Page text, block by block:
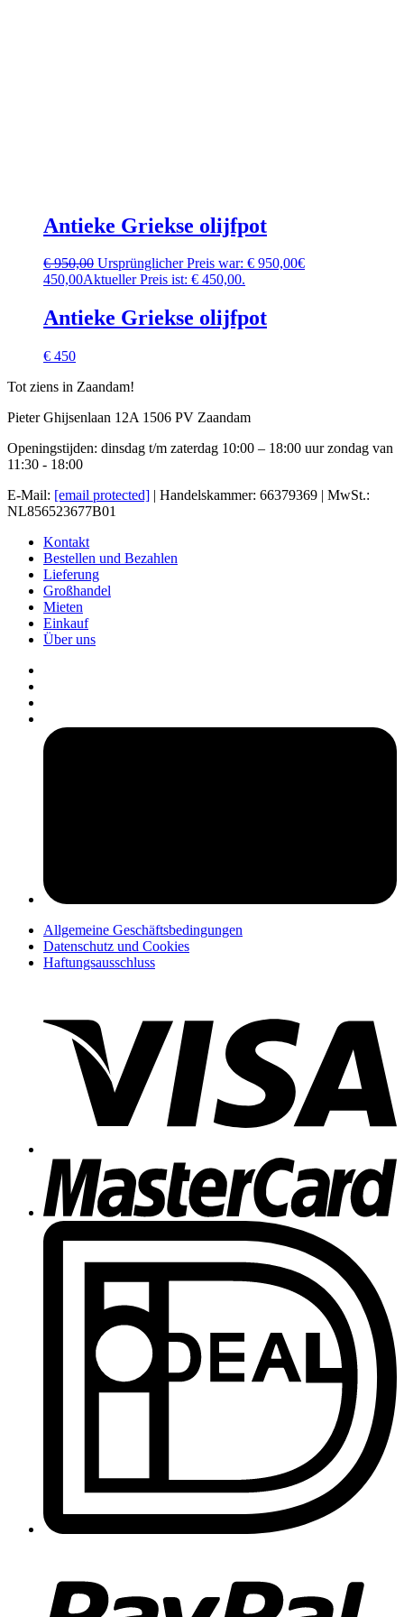
Antieke Griekse olijfpot
€950,00 Ursprünglicher Preis war: € 950,00€
450,00Aktueller Preis ist: € 450,00.
Antieke Griekse olijfpot
€ 450
Tot ziens in Zaandam!
Pieter Ghijsenlaan 12A 1506 PV Zaandam
Openingstijden: dinsdag t/m zaterdag 10:00 – 18:00 uur zondag van
11:30 - 18:00
E-Mail: [email protected] | Handelskammer: 66379369 | MwSt.:
NL856523677B01
Kontakt
Bestellen und Bezahlen
Lieferung
Großhandel
Mieten
Einkauf
Über uns
Allgemeine Geschäftsbedingungen
Datenschutz und Cookies
Haftungsausschluss